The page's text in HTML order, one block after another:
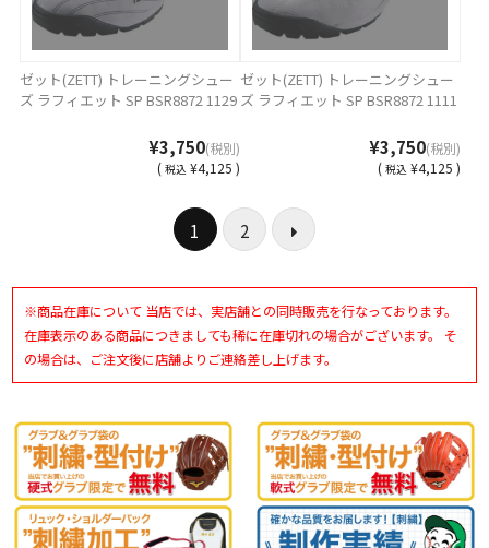
ゼット(ZETT) トレーニングシュー
ズ ラフィエット SP BSR8872 1129
¥3,750(税別)
( 税込 ¥4,125 )
ゼット(ZETT) トレーニングシュー
ズ ラフィエット SP BSR8872 1111
¥3,750(税別)
( 税込 ¥4,125 )
1 2
※商品在庫について 当店では、実店舗との同時販売を行なっております。
在庫表示のある商品につきましても稀に在庫切れの場合がございます。 そ
の場合は、ご注文後に店舗よりご連絡差し上げます。